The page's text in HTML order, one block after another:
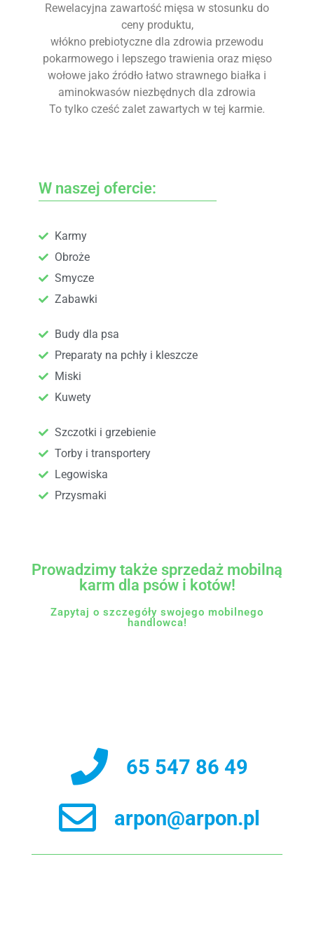
Rewelacyjna zawartość mięsa w stosunku do
ceny produktu,
włókno prebiotyczne dla zdrowia przewodu
pokarmowego i lepszego trawienia oraz mięso
wołowe jako źródło łatwo strawnego białka i
aminokwasów niezbędnych dla zdrowia
To tylko cześć zalet zawartych w tej karmie.
W naszej ofercie:
Karmy
Obroże
Smycze
Zabawki
Budy dla psa
Preparaty na pchły i kleszcze
Miski
Kuwety
Szczotki i grzebienie
Torby i transportery
Legowiska
Przysmaki
Prowadzimy także sprzedaż mobilną
karm dla psów i kotów!
Zapytaj o szczegóły swojego mobilnego
handlowca!
65 547 86 49
arpon@arpon.pl